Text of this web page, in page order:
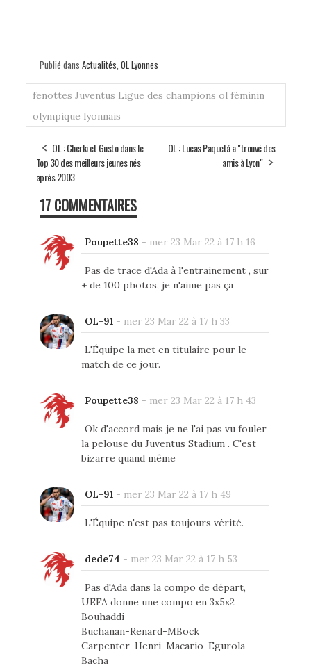
Publié dans Actualités, OL Lyonnes
fenottes Juventus Ligue des champions ol féminin
olympique lyonnais
OL : Cherki et Gusto dans le
Top 30 des meilleurs jeunes nés
après 2003
OL : Lucas Paquetá a "trouvé des
amis à Lyon"
17 COMMENTAIRES
Poupette38 - mer 23 Mar 22 à 17 h 16
Pas de trace d'Ada à l'entrainement , sur
+ de 100 photos, je n'aime pas ça
OL-91- mer 23 Mar 22 à 17 h 33
L'Équipe la met en titulaire pour le
match de ce jour.
Poupette38 - mer 23 Mar 22 à 17 h 43
Ok d'accord mais je ne l'ai pas vu fouler
la pelouse du Juventus Stadium . C'est
bizarre quand même
OL-91- mer 23 Mar 22 à 17 h 49
L'Équipe n'est pas toujours vérité.
dede74 - mer 23 Mar 22 à 17 h 53
Pas d'Ada dans la compo de départ,
UEFA donne une compo en 3x5x2
Bouhaddi
Buchanan-Renard-MBock
Carpenter-Henri-Macario-Egurola-
Bacha